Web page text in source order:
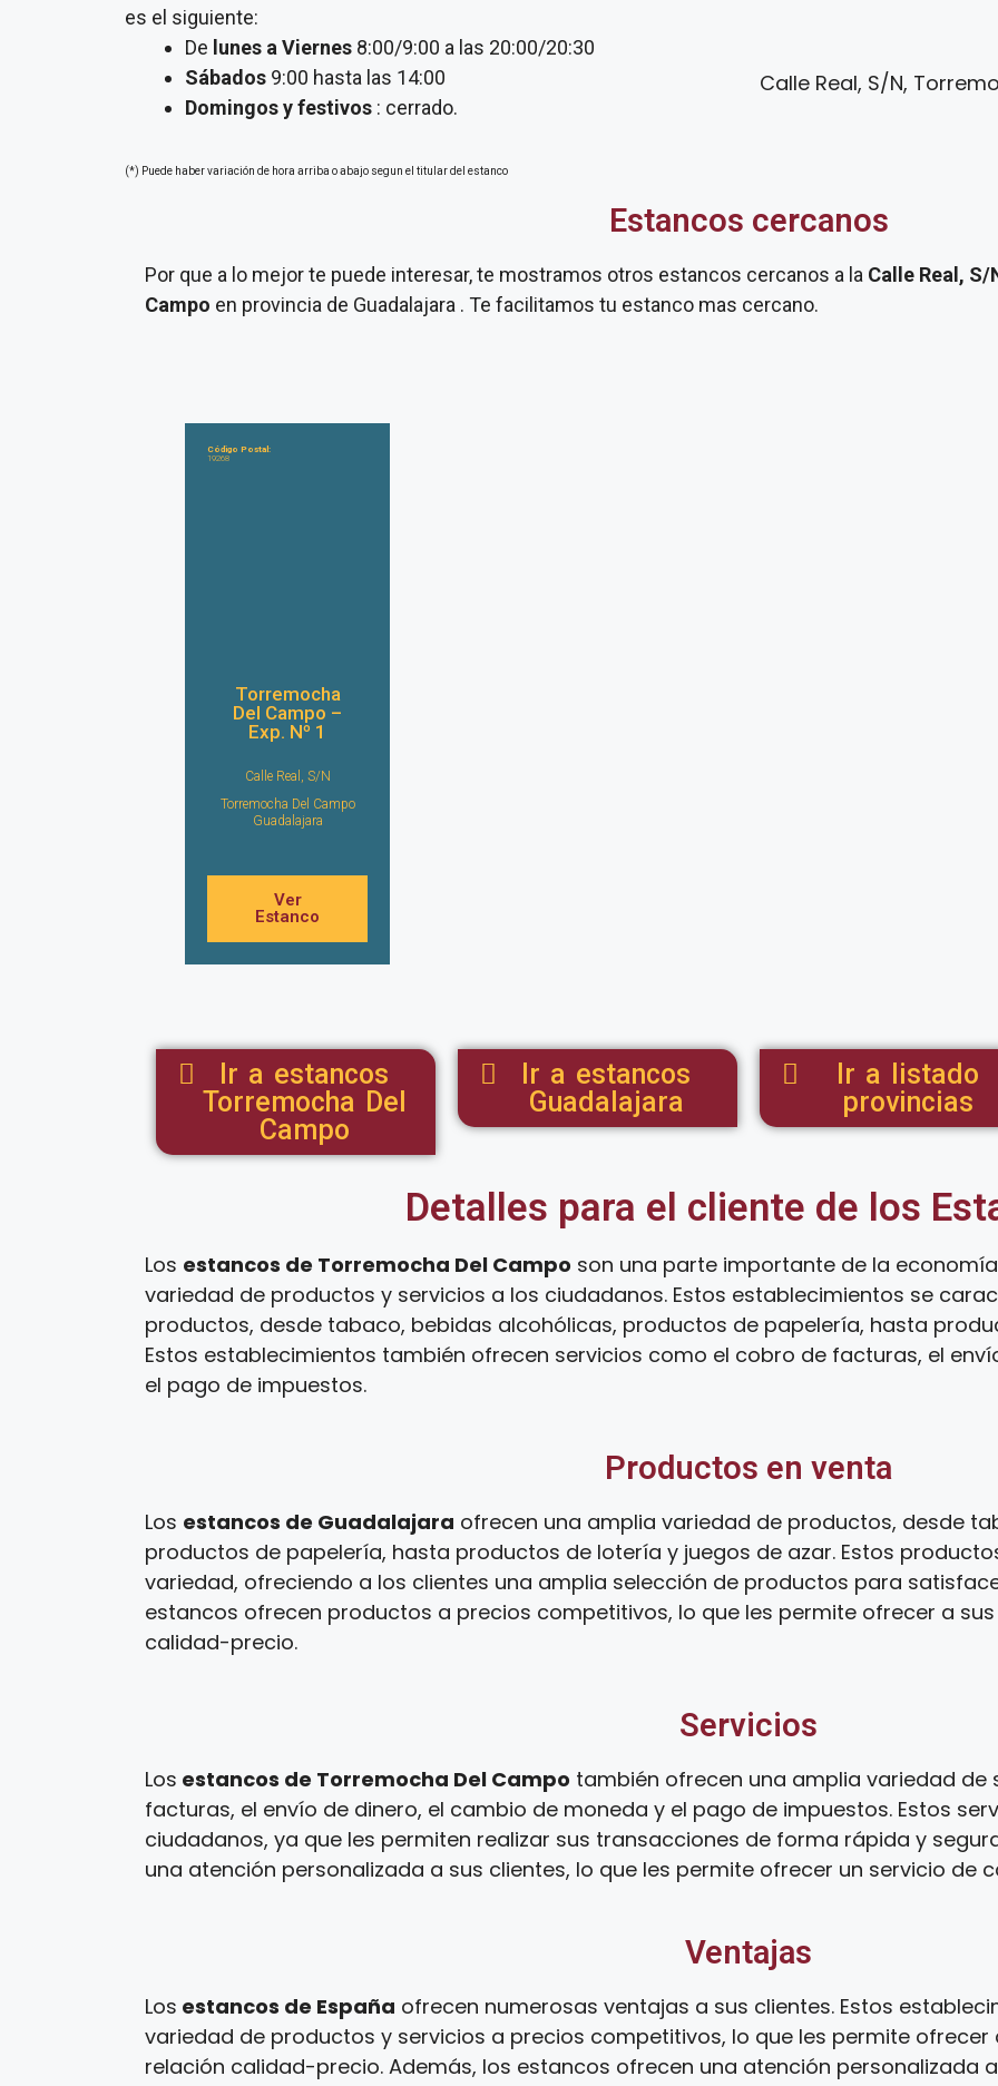
es el siguiente:
De lunes a Viernes 8:00/9:00 a las 20:00/20:30
Sábados 9:00 hasta las 14:00
Domingos y festivos : cerrado.
(*) Puede haber variación de hora arriba o abajo segun el titular del estanco
Calle Real, S/N,
Estancos cercanos
Por que a lo mejor te puede interesar, te mostramos otros estancos cercanos a la Calle Real, S/
Campo en provincia de Guadalajara . Te facilitamos tu estanco mas cercano.
Código Postal:
19268
Torremocha
Del Campo –
Exp. Nº 1
Calle Real, S/N
Torremocha Del Campo
Guadalajara
Ver
Estanco
Ir a estancos
Torremocha Del
Campo
Ir a estancos
Guadalajara
Ir a listado
provincias
Detalles para el cliente de los
Los estancos de Torremocha Del Campo son una parte importante de la
variedad de productos y servicios a los ciudadanos. Estos establecimientos se
productos, desde tabaco, bebidas alcohólicas, productos de papelería, hasta
Estos establecimientos también ofrecen servicios como el cobro de facturas, el
el pago de impuestos.
Productos en venta
Los estancos de Guadalajara ofrecen una amplia variedad de productos, desde
productos de papelería, hasta productos de lotería y juegos de azar. Estos
variedad, ofreciendo a los clientes una amplia selección de productos para
estancos ofrecen productos a precios competitivos, lo que les permite ofrecer a
calidad-precio.
Servicios
Los estancos de Torremocha Del Campo también ofrecen una amplia variedad de
facturas, el envío de dinero, el cambio de moneda y el pago de impuestos. Estos
ciudadanos, ya que les permiten realizar sus transacciones de forma rápida y
una atención personalizada a sus clientes, lo que les permite ofrecer un servicio de
Ventajas
Los estancos de España ofrecen numerosas ventajas a sus clientes. Estos
variedad de productos y servicios a precios competitivos, lo que les permite ofrecer
relación calidad-precio. Además, los estancos ofrecen una atención personalizada